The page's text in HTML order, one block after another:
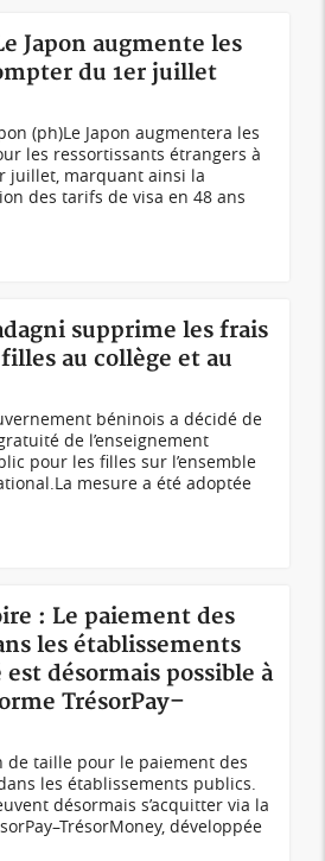
Japon augmente les
du 1er juillet
(ph)Le Japon augmentera les
les ressortissants étrangers à
juillet, marquant ainsi la
des tarifs de visa en 48 ans
supprime les frais
au collège et au
béninois a décidé de
de l’enseignement
pour les filles sur l’ensemble
mesure a été adoptée
: Le paiement des
les établissements
désormais possible à
TrésorPay–
de taille pour le paiement des
les établissements publics.
désormais s’acquitter via la
développée